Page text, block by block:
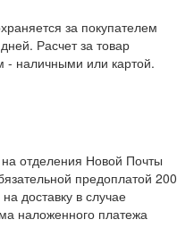
за покупателем
Расчет за товар
- наличными или картой.
отделения Новой Почты
предоплатой 200
доставку в случае
наложенного платежа